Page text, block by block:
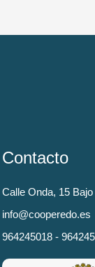
Contacto
Calle Onda, 15
info@cooperedo.es
964245018 -